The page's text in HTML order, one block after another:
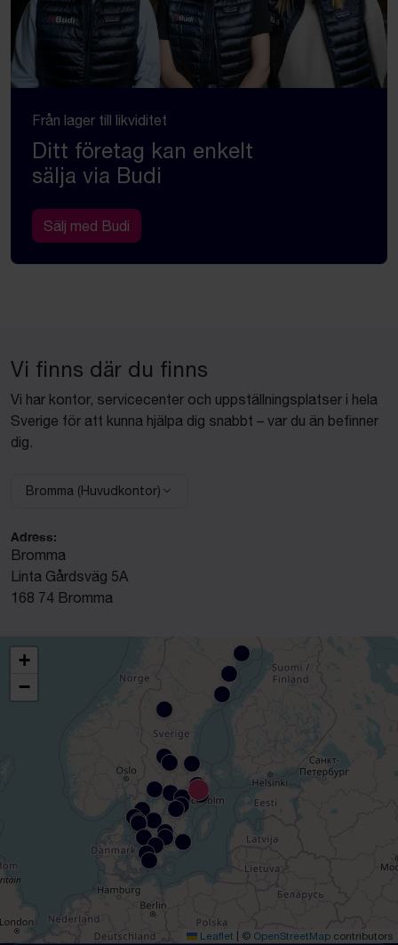
Från lager till likviditet
Ditt företag kan enkelt
sälja via Budi
Sälj med Budi
Vi finns där du finns
Vi har kontor, servicecenter och uppställningsplatser i hela
Sverige för att kunna hjälpa dig snabbt – var du än befinner
dig.
Välj anläggning:
Bromma (Huvudkontor)
Adress:
Bromma
Linta Gårdsväg 5A
168 74 Bromma
+
−
Leaflet | © OpenStreetMap contributors